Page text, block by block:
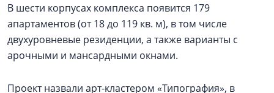
В шести корпусах комплекса появится 179
апартаментов (от 18 до 119 кв. м), в том числе
двухуровневые резиденции, а также варианты с
арочными и мансардными окнами.
Проект назвали арт-кластером «Типография», в